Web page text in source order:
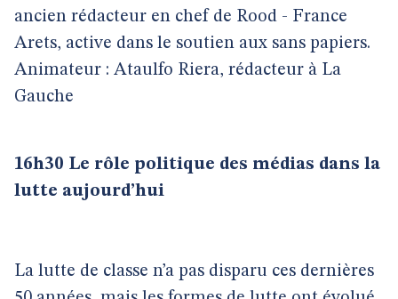
ancien rédacteur en chef de Rood - France
Arets, active dans le soutien aux sans papiers.
Animateur : Ataulfo Riera, rédacteur à La
Gauche
16h30 Le rôle politique des médias dans la
lutte aujourd’hui
La lutte de classe n’a pas disparu ces dernières